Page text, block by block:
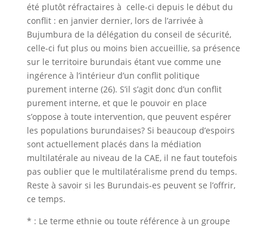
été plutôt réfractaires à celle-ci depuis le début du
conflit : en janvier dernier, lors de l’arrivée à
Bujumbura de la délégation du conseil de sécurité,
celle-ci fut plus ou moins bien accueillie, sa présence
sur le territoire burundais étant vue comme une
ingérence à l’intérieur d’un conflit politique
purement interne (26). S’il s’agit donc d’un conflit
purement interne, et que le pouvoir en place
s’oppose à toute intervention, que peuvent espérer
les populations burundaises? Si beaucoup d’espoirs
sont actuellement placés dans la médiation
multilatérale au niveau de la CAE, il ne faut toutefois
pas oublier que le multilatéralisme prend du temps.
Reste à savoir si les Burundais-es peuvent se l’offrir,
ce temps.
* : Le terme ethnie ou toute référence à un groupe